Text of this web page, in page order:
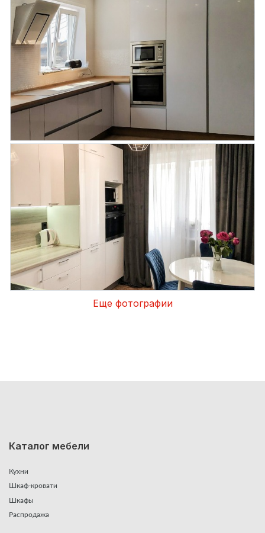
Еще фотографии
Каталог мебели
Кухни
Шкаф-кровати
Шкафы
Распродажа